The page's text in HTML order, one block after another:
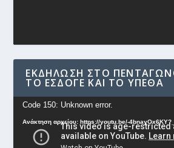
ΕΚΔΉΛΩΣΗ ΣΤΟ
ΤΟ ΕΣΔΟΓΕ ΚΑΙ ΤΟ ΥΠΕΘΑ
Πρόγραμμα
Αναπαραγωγής
Βίντεο
Code 150: Unknown error.
Ανάκτηση αρχείου: https://youtu.be/-